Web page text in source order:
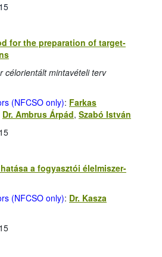
for the preparation of target-
célorientált mintavételi terv
(NFCSO only): Farkas
Dr. Ambrus Árpád, Szabó István
a fogyasztói élelmiszer-
(NFCSO only): Dr. Kasza